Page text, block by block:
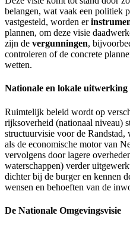
belangen, wat vaak een politiek
vastgesteld, worden er
plannen, om deze visie
zijn de vergunningen,
controleren of de concrete
wetten.
Nationale en lokale uitwerking
Ruimtelijk beleid wordt op
rijksoverheid (nationaal niveau)
structuurvisie voor de Randstad,
als de economische motor van
vervolgens door lagere
waterschappen) verder
dichter bij de burger en kennen
wensen en behoeften van de
De Nationale Omgevingsvisie